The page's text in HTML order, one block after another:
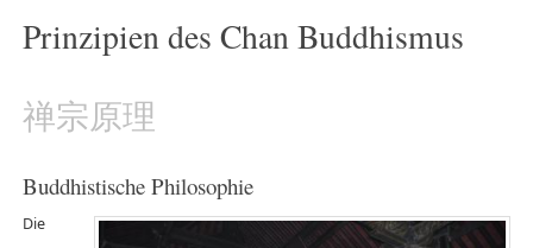
Prinzipien des Chan Buddhismus
禅宗原理
Buddhistische Philosophie
Die